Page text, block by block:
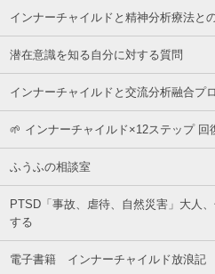
インナーチャイルドと精神分析療法と
潜在意識を知る自分に対する質問
インナーチャイルドと交流分析融合プ
🌱 インナーチャイルド×12ステップ 回
ふうふの相談室
PTSD「事故、虐待、自然災害」大人
する
電子書籍 インナーチャイルド放浪記